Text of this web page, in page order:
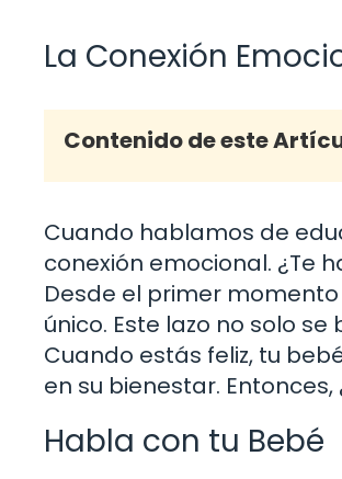
La Conexión
Contenido de este
Cuando hablamos de
conexión emocional. ¿Te
Desde el primer
único. Este lazo no solo
Cuando estás feliz, tu
en su bienestar.
Habla con tu Bebé